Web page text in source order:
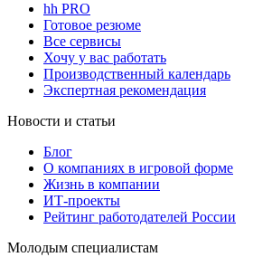
hh PRO
Готовое резюме
Все сервисы
Хочу у вас работать
Производственный календарь
Экспертная рекомендация
Новости и статьи
Блог
О компаниях в игровой форме
Жизнь в компании
ИТ-проекты
Рейтинг работодателей России
Молодым специалистам